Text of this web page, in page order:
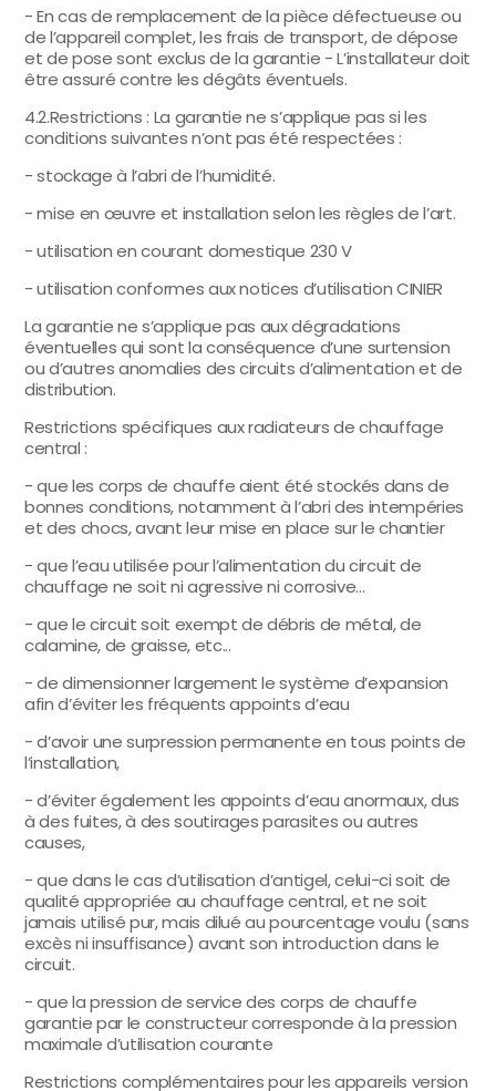
- En cas de remplacement de la pièce défectueuse ou
de l’appareil complet, les frais de transport, de dépose
et de pose sont exclus de la garantie - L’installateur doit
être assuré contre les dégâts éventuels.
4.2.Restrictions : La garantie ne s’applique pas si les
conditions suivantes n’ont pas été respectées :
- stockage à l’abri de l’humidité.
- mise en œuvre et installation selon les règles de l’art.
- utilisation en courant domestique 230 V
- utilisation conformes aux notices d’utilisation CINIER
La garantie ne s’applique pas aux dégradations
éventuelles qui sont la conséquence d’une surtension
ou d’autres anomalies des circuits d’alimentation et de
distribution.
Restrictions spécifiques aux radiateurs de chauffage
central :
- que les corps de chauffe aient été stockés dans de
bonnes conditions, notamment à l’abri des intempéries
et des chocs, avant leur mise en place sur le chantier
- que l’eau utilisée pour l’alimentation du circuit de
chauffage ne soit ni agressive ni corrosive...
- que le circuit soit exempt de débris de métal, de
calamine, de graisse, etc...
- de dimensionner largement le système d’expansion
afin d’éviter les fréquents appoints d’eau
- d’avoir une surpression permanente en tous points de
l’installation,
- d’éviter également les appoints d’eau anormaux, dus
à des fuites, à des soutirages parasites ou autres
causes,
- que dans le cas d’utilisation d’antigel, celui-ci soit de
qualité appropriée au chauffage central, et ne soit
jamais utilisé pur, mais dilué au pourcentage voulu (sans
excès ni insuffisance) avant son introduction dans le
circuit.
- que la pression de service des corps de chauffe
garantie par le constructeur corresponde à la pression
maximale d’utilisation courante
Restrictions complémentaires pour les appareils version